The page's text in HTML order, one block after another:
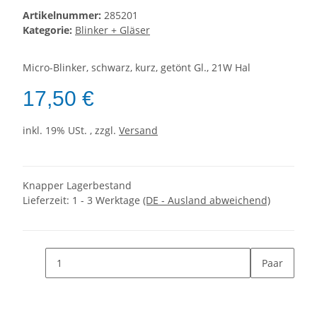
Artikelnummer: 285201
Kategorie: Blinker + Gläser
Micro-Blinker, schwarz, kurz, getönt Gl., 21W Hal
17,50 €
inkl. 19% USt. , zzgl. Versand
Knapper Lagerbestand
Lieferzeit: 1 - 3 Werktage (DE - Ausland abweichend)
Paar